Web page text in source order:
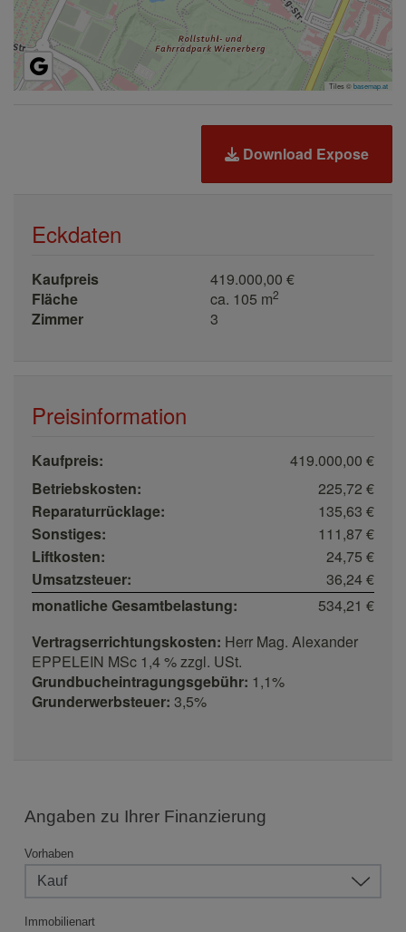
Tiles ©basemap.at
Download Expose
Eckdaten
Kaufpreis
419.000,00 €
Fläche
ca. 105 m2
Zimmer 3
Preisinformation
Kaufpreis:
419.000,00 €
Betriebskosten:
225,72 €
Reparaturrücklage:
135,63 €
Sonstiges:
111,87 €
Liftkosten:
24,75 €
Umsatzsteuer:
36,24 €
monatliche Gesamtbelastung:
534,21 €
Vertragserrichtungskosten: Herr Mag. Alexander
EPPELEIN MSc 1,4 % zzgl. USt.
Grundbucheintragungsgebühr: 1,1%
Grunderwerbsteuer: 3,5%